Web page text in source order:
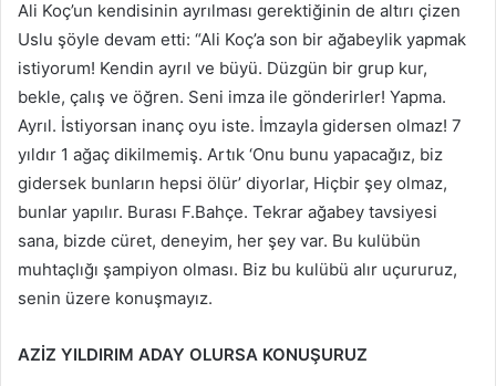
Ali Koç’un kendisinin ayrılması gerektiğinin de altırı çizen
Uslu şöyle devam etti: “Ali Koç’a son bir ağabeylik yapmak
istiyorum! Kendin ayrıl ve büyü. Düzgün bir grup kur,
bekle, çalış ve öğren. Seni imza ile gönderirler! Yapma.
Ayrıl. İstiyorsan inanç oyu iste. İmzayla gidersen olmaz! 7
yıldır 1 ağaç dikilmemiş. Artık ‘Onu bunu yapacağız, biz
gidersek bunların hepsi ölür’ diyorlar, Hiçbir şey olmaz,
bunlar yapılır. Burası F.Bahçe. Tekrar ağabey tavsiyesi
sana, bizde cüret, deneyim, her şey var. Bu kulübün
muhtaçlığı şampiyon olması. Biz bu kulübü alır uçururuz,
senin üzere konuşmayız.
AZİZ YILDIRIM ADAY OLURSA KONUŞURUZ